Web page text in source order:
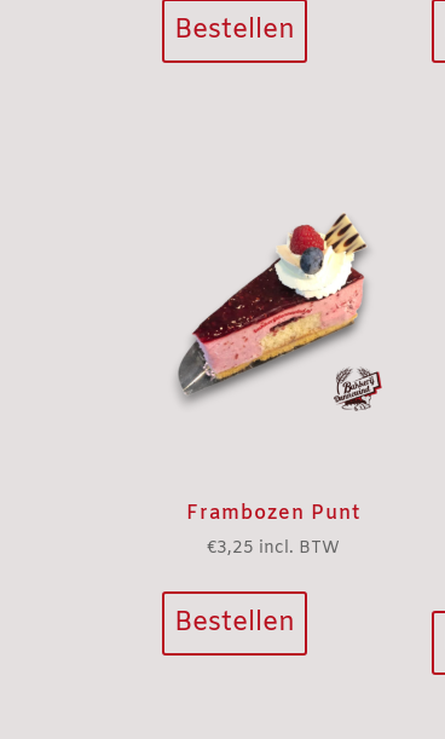
Bestellen
Frambozen Punt
€3,25 incl. BTW
Bestellen